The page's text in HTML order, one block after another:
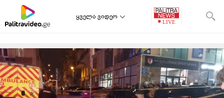
ყველა ვიდეო